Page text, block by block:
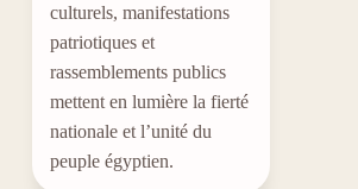
culturels, manifestations
patriotiques et
rassemblements publics
mettent en lumière la fierté
nationale et l’unité du
peuple égyptien.